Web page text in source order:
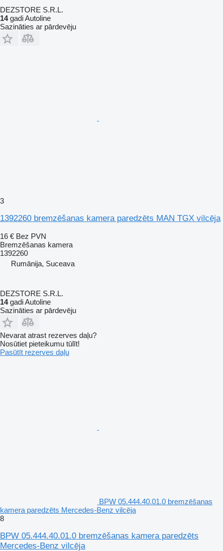
DEZSTORE S.R.L.
14gadi Autoline
Sazināties ar pārdevēju
3
1392260 bremzēšanas kamera paredzēts MAN TGX vilcēja
16 € Bez PVN
Bremzēšanas kamera
1392260
Rumānija, Suceava
DEZSTORE S.R.L.
14gadi Autoline
Sazināties ar pārdevēju
Nevarat atrast rezerves daļu?
Nosūtiet pieteikumu tūlīt!
Pasūtīt rezerves daļu
BPW 05.444.40.01.0 bremzēšanas
kamera paredzēts Mercedes-Benz vilcēja
8
BPW 05.444.40.01.0 bremzēšanas kamera paredzēts
Mercedes-Benz vilcēja